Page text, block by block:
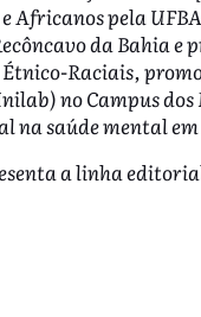
pela
da Bahia e
Raciais,
no Campus dos
saúde mental em
a linha